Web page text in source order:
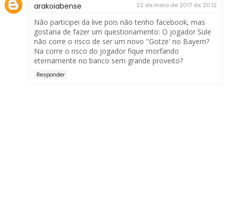
arakoiabense 22 de maio de 2017 às 20:12
Não participei da live pois não tenho facebook, mas
gostaria de fazer um questionamento: O jogador Sule
não corre o risco de ser um novo "Gotze' no Bayern?
Na corre o risco do jogador fique morfando
eternamente no banco sem grande proveito?
Responder